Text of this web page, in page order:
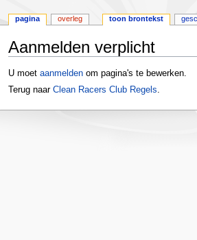
Aanmelden verplicht
Naar
navigatie
Naar
zoeken
U moet aanmeldenom pagina's te bewerken.
Terug naar Clean Racers Club Regels.
pagina overleg toon brontekst